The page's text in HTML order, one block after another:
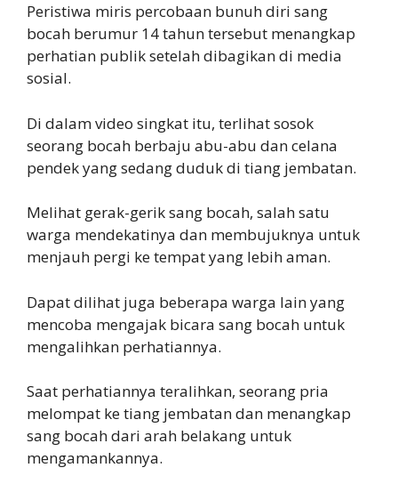
Peristiwa miris percobaan bunuh diri sang
bocah berumur 14 tahun tersebut menangkap
perhatian publik setelah dibagikan di media
sosial.
Di dalam video singkat itu, terlihat sosok
seorang bocah berbaju abu-abu dan celana
pendek yang sedang duduk di tiang jembatan.
Melihat gerak-gerik sang bocah, salah satu
warga mendekatinya dan membujuknya untuk
menjauh pergi ke tempat yang lebih aman.
Dapat dilihat juga beberapa warga lain yang
mencoba mengajak bicara sang bocah untuk
mengalihkan perhatiannya.
Saat perhatiannya teralihkan, seorang pria
melompat ke tiang jembatan dan menangkap
sang bocah dari arah belakang untuk
mengamankannya.